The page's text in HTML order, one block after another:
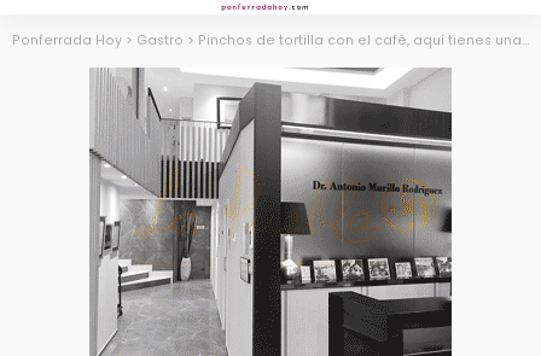
Ponferrada Hoy > Gastro > Pinchos de tortilla con el café, aquí tienes una selección de sitios donde disfrutarlo en Ponferrada